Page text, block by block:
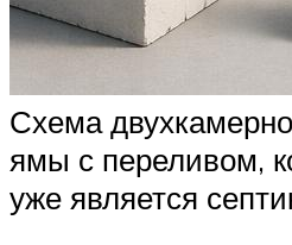
Схема
ямы с переливом,
уже является